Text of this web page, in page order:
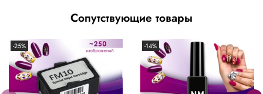
Сопутствующие товары
-25% -14%